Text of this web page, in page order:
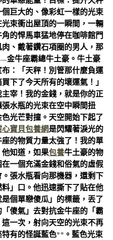
巨大的、像彩虹一樣的光束
束衝出屋頂的一瞬間，一輛
的悍馬車猛地停在咖啡館門
、戴著鑽石項圈的男人，那
金牛座霸總牛土豪。牛土豪
：「天秤！別管那什麼負運
下了今天所有的壞運氣！」
主宰！我的金錢，就是你的正
水瓶的光束在空中瞬間扭
光芒對撞。天空開始下起了
心寶貝包養網是閃耀著淚光的
的物質力量太強了！我的單
知道，如果包養牛土豪的物
一個充滿金錢和俗氣的虛假
張水瓶看向那機器，還剩下
」口。他迅速撕下了貼在他
個單戀傻瓜」的標籤，丟了
傻氣」去對抗金牛座的「霸
一次，射向天空的光束不再
有的怪誕藍色**。藍色光束